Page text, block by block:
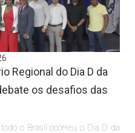
Regional do Dia D da
os desafios das
o Brasil ocorreu o Dia D da